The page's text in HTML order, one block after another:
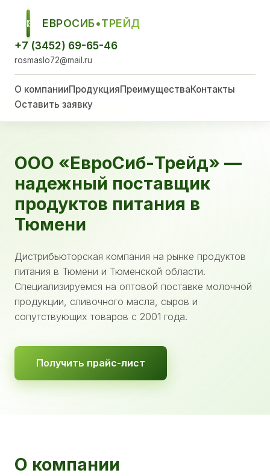
ЕСТ
ЕВРОСИБ•ТРЕЙД
+7 (3452) 69-65-46
rosmaslo72@mail.ru
О компанииПродукцияПреимуществаКонтакты
Оставить заявку
ООО «ЕвроСиб-Трейд» —
надежный поставщик
продуктов питания в
Тюмени
Дистрибьюторская компания на рынке продуктов
питания в Тюмени и Тюменской области.
Специализируемся на оптовой поставке молочной
продукции, сливочного масла, сыров и
сопутствующих товаров с 2001 года.
Получить прайс-лист
О компании